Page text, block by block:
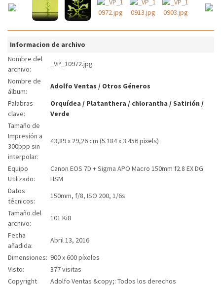
Informacion de archivo
Nombre del
archivo:
_VP_10972.jpg
Nombre de
álbum:
Adolfo Ventas / Otros Géneros
Palabras
clave:
Orquídea / Platanthera / chlorantha /Satirión /
Verde
Tamaño de
Impresión a
300ppp sin
interpolar:
43,89 x 29,26 cm (5.184 x 3.456 pixels)
Equipo
Utilizado:
Canon EOS 7D + Sigma APO Macro 150mm f2.8 EX DG
HSM
Datos
técnicos:
150mm, f/8, ISO 200, 1/6s
Tamaño del
archivo:
101 KiB
Fecha
añadida:
Abril 13, 2016
Dimensiones: 900 x 600 píxeles
Visto:
377 visitas
Copyright
Adolfo Ventas &copy;: Todos los derechos